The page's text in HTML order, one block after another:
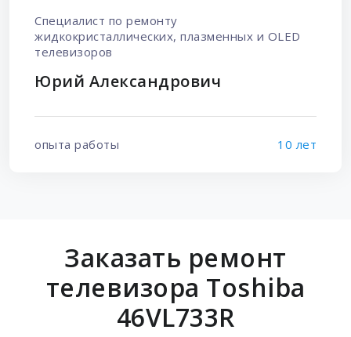
Специалист по ремонту
жидкокристаллических, плазменных и OLED
телевизоров
Юрий Александрович
опыта работы 10 лет
Заказать ремонт
телевизора Toshiba
46VL733R